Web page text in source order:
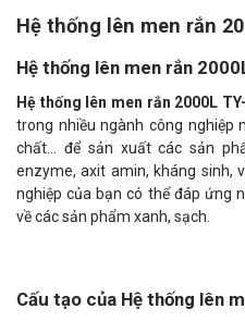
Hệ thống lên men rắn
Hệ thống lên men rắn
Hệ thống lên men rắn 2000L
trong nhiều ngành công nghiệp
chất... để sản xuất các sản
enzyme, axit amin, kháng sinh,
nghiệp của bạn có thể đáp ứng
về các sản phẩm xanh, sạch.
Cấu tạo của Hệ thống lên